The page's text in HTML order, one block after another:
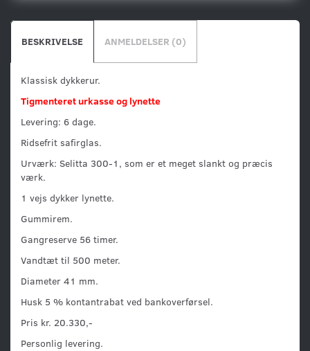
BESKRIVELSE ANMELDELSER (0)
Klassisk dykkerur.
Tigmenteret urkasseog lynette
Levering: 6 dage.
Ridsefrit safirglas.
Urværk: Selitta 300-1, som er et meget slankt og præcis
værk.
1 vejs dykker lynette.
Gummirem.
Gangreserve 56 timer.
Vandtæt til 500 meter.
Diameter 41 mm.
Husk 5 % kontantrabat ved bankoverførsel.
Pris kr. 20.330,-
Personlig levering.